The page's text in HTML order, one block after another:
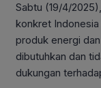
Sabtu (19/4/
konkret
produk energi
dibutuhkan dan
dukungan